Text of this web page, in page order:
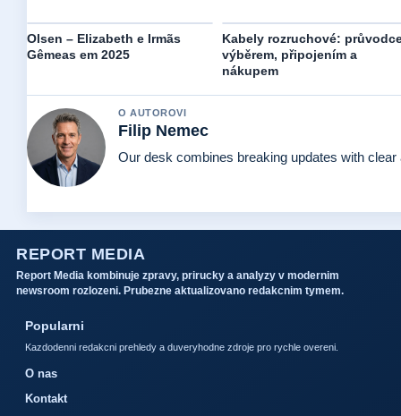
Olsen – Elizabeth e Irmãs
Gêmeas em 2025
Kabely rozruchové:
výběrem, připojením a
nákupem
O AUTOROVI
Filip Nemec
Our desk combines breaking updates with
REPORT MEDIA
Report Media kombinuje zpravy, prirucky a analyzy v modernim
newsroom rozlozeni. Prubezne aktualizovano redakcnim tymem.
Popularni
Kazdodenni redakcni prehledy a duveryhodne zdroje pro rychle overeni.
O nas
Kontakt